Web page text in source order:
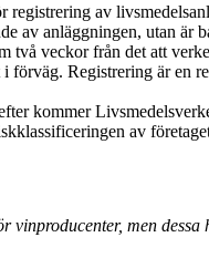
registrering av
av anläggningen, utan är
två veckor från det att
Registrering är en
kommer
av
men